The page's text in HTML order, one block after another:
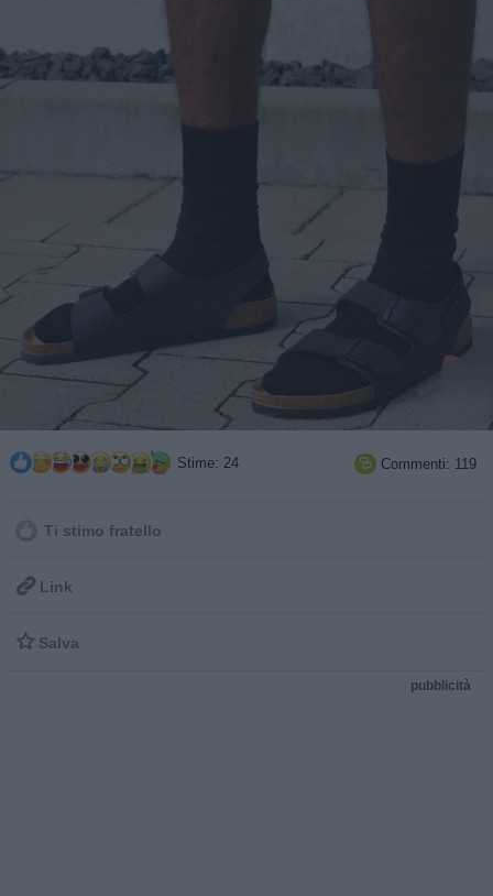
Stime: 24  Commenti: 119
Ti stimo fratello
 Link
 Salva
pubblicità